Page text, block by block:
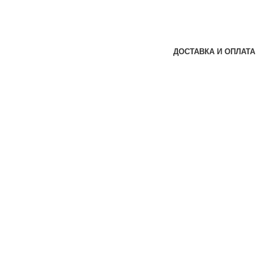
ДОСТАВКА И ОПЛАТА